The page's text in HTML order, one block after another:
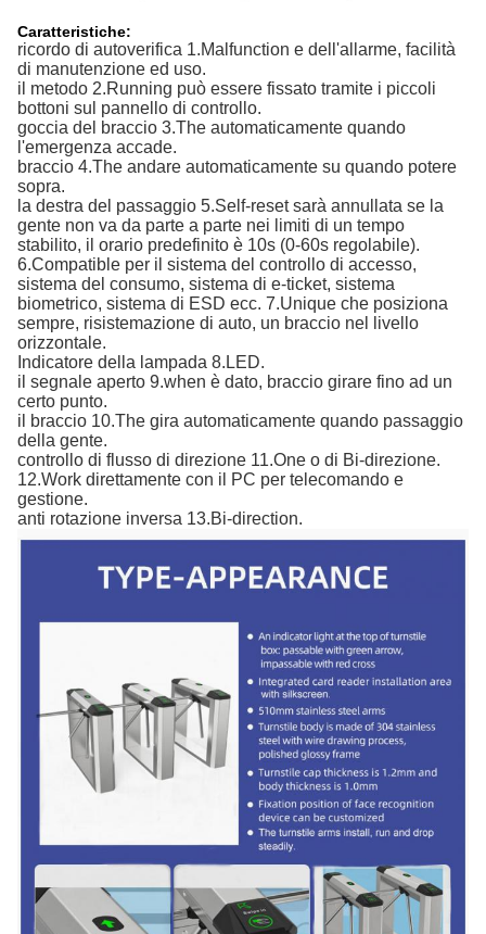
Caratteristiche:
ricordo di autoverifica 1.Malfunction e dell'allarme, facilità
di manutenzione ed uso.
il metodo 2.Running può essere fissato tramite i piccoli
bottoni sul pannello di controllo.
goccia del braccio 3.The automaticamente quando
l'emergenza accade.
braccio 4.The andare automaticamente su quando potere
sopra.
la destra del passaggio 5.Self-reset sarà annullata se la
gente non va da parte a parte nei limiti di un tempo
stabilito, il orario predefinito è 10s (0-60s regolabile).
6.Compatible per il sistema del controllo di accesso,
sistema del consumo, sistema di e-ticket, sistema
biometrico, sistema di ESD ecc. 7.Unique che posiziona
sempre, risistemazione di auto, un braccio nel livello
orizzontale.
Indicatore della lampada 8.LED.
il segnale aperto 9.when è dato, braccio girare fino ad un
certo punto.
il braccio 10.The gira automaticamente quando passaggio
della gente.
controllo di flusso di direzione 11.One o di Bi-direzione.
12.Work direttamente con il PC per telecomando e
gestione.
anti rotazione inversa 13.Bi-direction.